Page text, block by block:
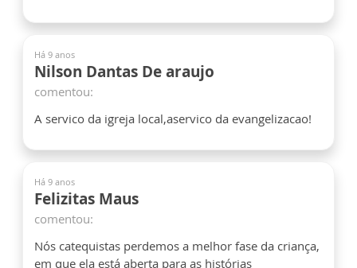
Há 9 anos
Nilson Dantas De araujo
comentou:
A servico da igreja local,aservico da evangelizacao!
Há 9 anos
Felizitas Maus
comentou:
Nós catequistas perdemos a melhor fase da criança,
em que ela está aberta para as histórias